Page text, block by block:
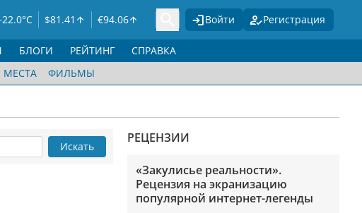
$81.41 €94.06 Войти Регистрация
МЕСТА ФИЛЬМЫ
БЛОГИ РЕЙТИНГ СПРАВКА
Искать
РЕЦЕНЗИИ
«Закулисье реальности».
Рецензия на экранизацию
популярной интернет-легенды